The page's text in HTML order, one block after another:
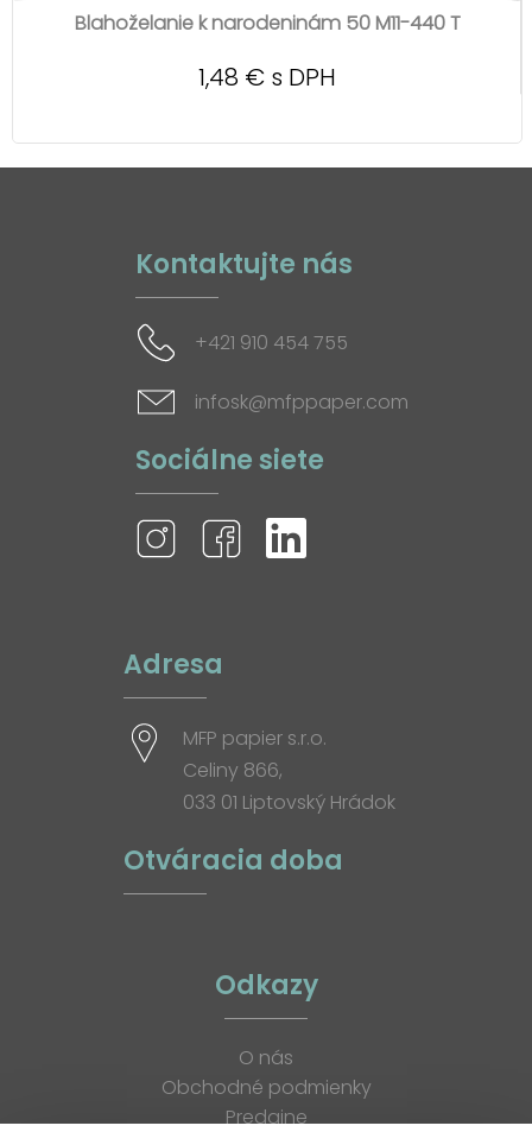
Blahoželanie k narodeninám 50 M11-440 T
1,48 € s DPH
Kontaktujte nás
+421 910 454 755
infosk@mfppaper.com
Sociálne siete
Adresa
MFP papier s.r.o.
Celiny 866,
033 01 Liptovský Hrádok
Otváracia doba
Odkazy
O nás
Obchodné podmienky
Predajne